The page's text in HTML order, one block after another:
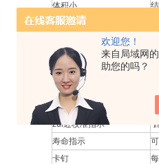
欢迎您！
来自局域网
助您的吗？
体积小
重量轻。
抗振保护壳
峰值检测
zui近校准指示
寿命指示
卡钉